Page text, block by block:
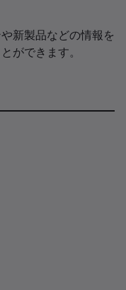
新製品などの情報を
ができます。